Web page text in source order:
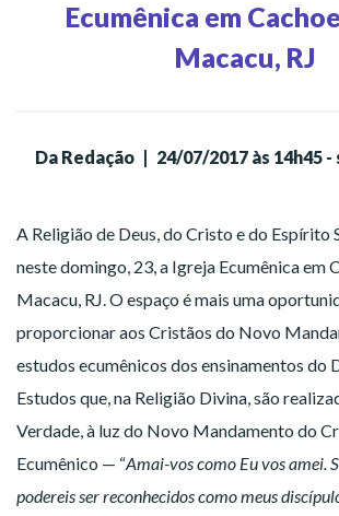
Ecumênica em
Macacu, RJ
Da Redação | 24/07/2017 às 14h45
A Religião de Deus, do Cristo e do Espírito
neste domingo, 23, a Igreja Ecumênica em
Macacu, RJ. O espaço é mais uma
proporcionar aos Cristãos do Novo
estudos ecumênicos dos ensinamentos do
Estudos que, na Religião Divina, são
Verdade, à luz do Novo Mandamento do
Ecumênico — “Amai-vos como Eu vos amei.
podereis ser reconhecidos como meus